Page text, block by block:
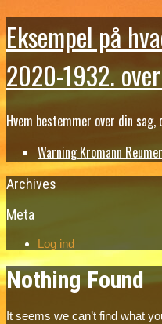
Eksempel på
2020-1932.
Hvem bestemmer over din
Warning Kromann
Archives
Meta
Log ind
Nothing Found
It seems we can’t find what